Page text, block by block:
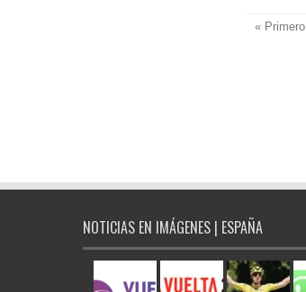
« Primero
NOTICIAS EN IMÁGENES | ESPAÑA